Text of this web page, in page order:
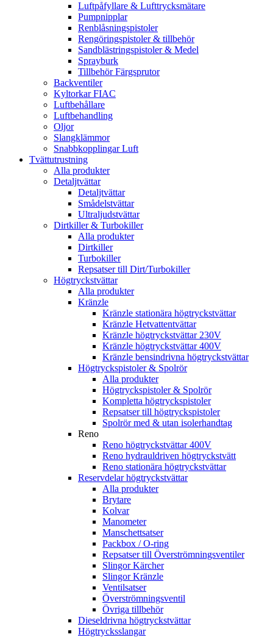
Luftpåfyllare & Lufttrycksmätare
Pumpnipplar
Renblåsningspistoler
Rengöringspistoler & tillbehör
Sandblästringspistoler & Medel
Sprayburk
Tillbehör Färgsprutor
Backventiler
Kyltorkar FIAC
Luftbehållare
Luftbehandling
Oljor
Slangklämmor
Snabbkopplingar Luft
Tvättutrustning
Alla produkter
Detaljtvättar
Detaljtvättar
Smådelstvättar
Ultraljudstvättar
Dirtkiller & Turbokiller
Alla produkter
Dirtkiller
Turbokiller
Repsatser till Dirt/Turbokiller
Högtryckstvättar
Alla produkter
Kränzle
Kränzle stationära högtryckstvättar
Kränzle Hetvattentvättar
Kränzle högtryckstvättar 230V
Kränzle högtryckstvättar 400V
Kränzle bensindrivna högtryckstvättar
Högtryckspistoler & Spolrör
Alla produkter
Högtryckspistoler & Spolrör
Kompletta högtryckspistoler
Repsatser till högtryckspistoler
Spolrör med & utan isolerhandtag
Reno
Reno högtryckstvättar 400V
Reno hydrauldriven högtryckstvätt
Reno stationära högtryckstvättar
Reservdelar högtryckstvättar
Alla produkter
Brytare
Kolvar
Manometer
Manschettsatser
Packbox / O-ring
Repsatser till Överströmningsventiler
Slingor Kärcher
Slingor Kränzle
Ventilsatser
Överströmningsventil
Övriga tillbehör
Dieseldrivna högtryckstvättar
Högtrycksslangar